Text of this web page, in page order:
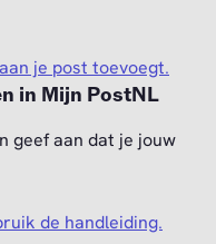
je post toevoegt.
in Mijn PostNL
geef aan dat je jouw
de handleiding.